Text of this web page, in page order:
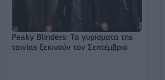
Peaky Blinders: Τα γυρίσματα της
ταινίας ξεκινούν τον Σεπτέμβριο